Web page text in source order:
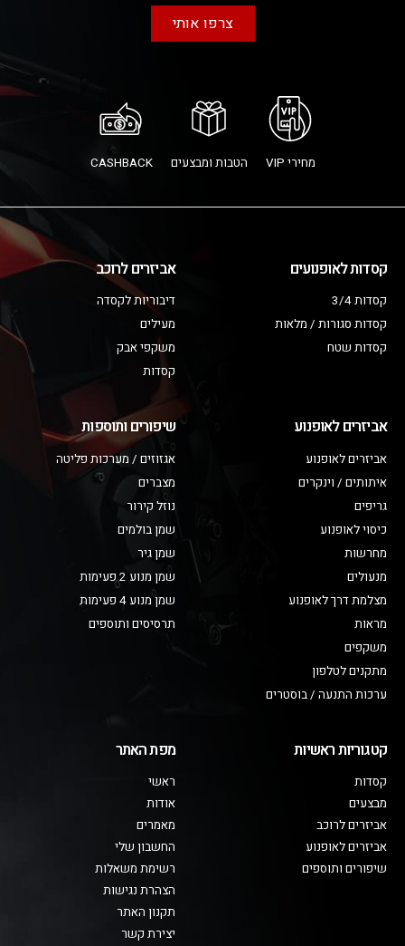
צרפו אותי
מחירי VIP הטבות ומבצעים CASHBACK
קסדות לאופנועים
קסדות 3/4
קסדות סגורות / מלאות
קסדות שטח
אביזרים לרוכב
דיבוריות לקסדה
מעילים
משקפי אבק
קסדות
אביזרים לאופנוע
אביזרים לאופנוע
איתותים / וינקרים
גריפים
כיסוי לאופנוע
מחרשות
מנעולים
מצלמת דרך לאופנוע
מראות
משקפים
מתקנים לטלפון
ערכות התנעה / בוסטרים
שיפורים ותוספות
אגזוזים / מערכות פליטה
מצברים
נוזל קירור
שמן בולמים
שמן גיר
שמן מנוע 2 פעימות
שמן מנוע 4 פעימות
תרסיסים ותוספים
קטגוריות ראשיות
קסדות
מבצעים
אביזרים לרוכב
אביזרים לאופנוע
שיפורים ותוספים
מפת האתר
ראשי
אודות
מאמרים
החשבון שלי
רשימת משאלות
הצהרת נגישות
תקנון האתר
יצירת קשר